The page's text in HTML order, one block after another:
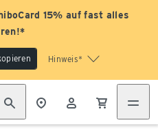
15% auf fast alles
Hinweis*